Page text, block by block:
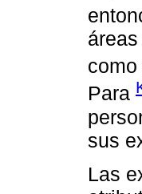
Para
sus
Las